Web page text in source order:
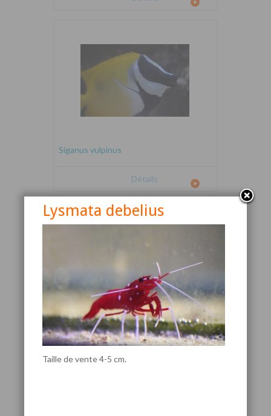
Siganus vulpinus
Détails
Canthigaster valentini
Lysmata debelius
Taille de vente 4-5 cm.